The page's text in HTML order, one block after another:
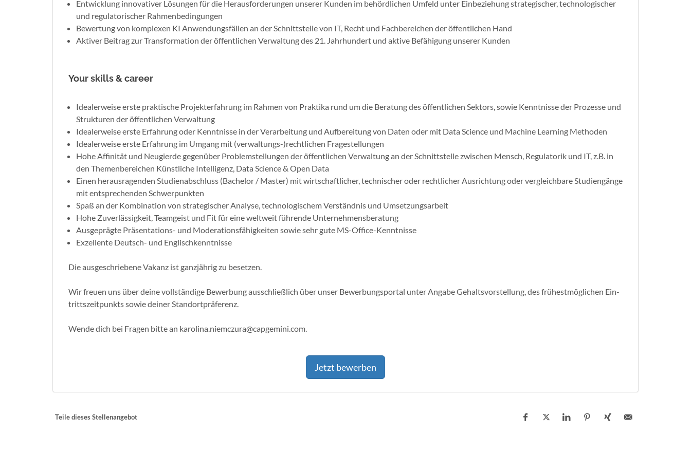
Entwicklung innovativer Lösungen für die Herausforderungen unserer Kunden im behördlichen Umfeld unter Einbeziehung strategischer, technologischer
und regulatorischer Rahmenbedingungen
Bewertung von komplexen KI Anwendungsfällen an der Schnittstelle von IT, Recht und Fachbereichen der öffentlichen Hand
Aktiver Beitrag zur Transformation der öffentlichen Verwaltung des 21. Jahrhundert und aktive Befähigung unserer Kunden
Your skills & career
Idealerweise erste praktische Projekterfahrung im Rahmen von Praktika rund um die Beratung des öffentlichen Sektors, sowie Kenntnisse der Prozesse und
Strukturen der öffentlichen Verwaltung
Idealerweise erste Erfahrung oder Kenntnisse in der Verarbeitung und Aufbereitung von Daten oder mit Data Science und Machine Learning Methoden
Idealerweise erste Erfahrung im Umgang mit (verwaltungs-)rechtlichen Fragestellungen
Hohe Affinität und Neugierde gegenüber Problemstellungen der öffentlichen Verwaltung an der Schnittstelle zwischen Mensch, Regulatorik und IT, z.B. in
den Themenbereichen Künstliche Intelligenz, Data Science & Open Data
Einen herausragenden Studienabschluss (Bachelor / Master) mit wirtschaftlicher, technischer oder rechtlicher Ausrichtung oder vergleichbare Studiengänge
mit entsprechenden Schwerpunkten
Spaß an der Kombination von strategischer Analyse, technologischem Verständnis und Umsetzungsarbeit
Hohe Zuverlässigkeit, Teamgeist und Fit für eine weltweit führende Unternehmensberatung
Ausgeprägte Präsentations- und Moderationsfähigkeiten sowie sehr gute MS-Office-Kenntnisse
Exzellente Deutsch- und Englischkenntnisse
Die ausgeschriebene Vakanz ist ganzjährig zu besetzen.
Wir freuen uns über deine vollstän­dige Be­wer­bung ausschließlich über unser Bewerbungsportal unter Angabe Ge­halts­vor­stel­lung, des frühest­mög­lichen Ein­
tritts­zeit­punkts sowie deiner Standortpräferenz.
Wende dich bei Fragen bitte an karolina.niemczura@capgemini.com.
Jetzt bewerben
Teile dieses Stellenangebot